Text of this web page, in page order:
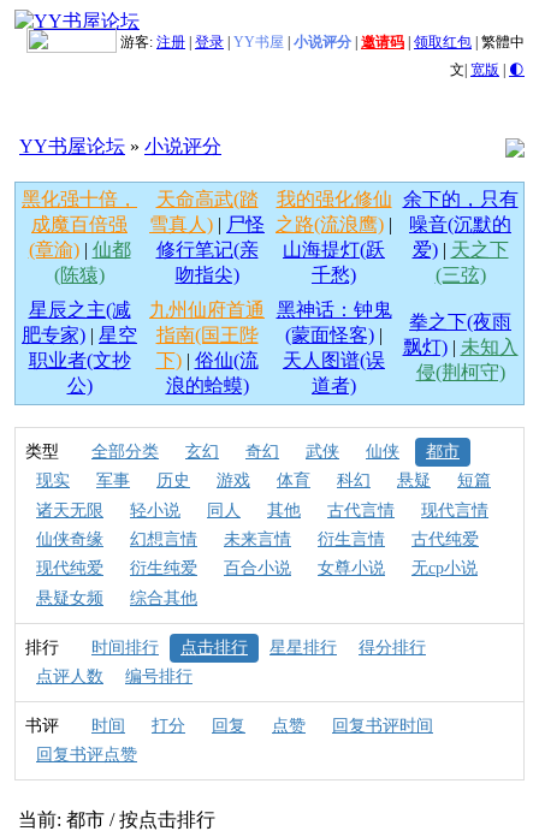
游客: 注册 登录 YY书屋 小说评分 邀请码 领取红包 繁體中
文| 宽版 | 🌓
YY书屋论坛 » 小说评分
黑化强十倍，
成魔百倍强
(章渝)| 仙都
(陈猿)
天命高武(踏
雪真人) | 尸怪
修行笔记(亲
吻指尖)
我的强化修仙
之路(流浪鹰) |
山海提灯(跃
千愁)
余下的，只有
噪音(沉默的
爱)| 天之下
(三弦)
星辰之主(减
肥专家) | 星空
职业者(文抄
公)
九州仙府首通
指南(国王陛
下)| 俗仙(流
浪的蛤蟆)
黑神话：钟鬼
(蒙面怪客) |
天人图谱(误
道者)
拳之下(夜雨
飘灯)| 未知入
侵(荆柯守)
类型 全部分类 玄幻 奇幻 武侠 仙侠
都市
现实
军事 历史 游戏 体育 科幻 悬疑
短篇
诸天无限
轻小说 同人 其他 古代言情
现代言情
仙侠奇缘
幻想言情 未来言情 衍生言情
古代纯爱
现代纯爱
衍生纯爱 百合小说 女尊小说
无cp小说
悬疑女频
综合其他
排行 时间排行 点击排行 星星排行
得分排行
点评人数
编号排行
书评 时间 打分 回复 点赞
回复书评时间
回复书评点赞
当前: 都市 / 按点击排行